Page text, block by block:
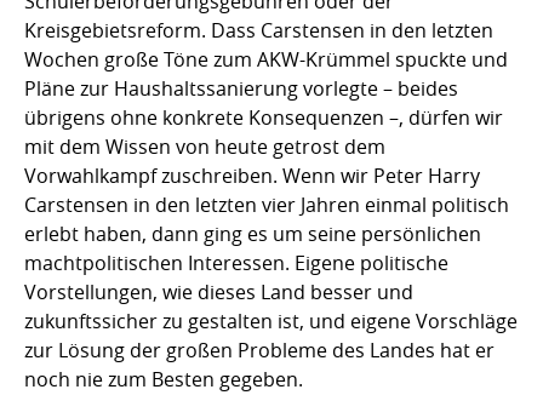
Kreisgebietsreform. Dass Carstensen in den letzten
Wochen große Töne zum AKW-Krümmel spuckte und
Pläne zur Haushaltssanierung vorlegte – beides
übrigens ohne konkrete Konsequenzen –, dürfen wir
mit dem Wissen von heute getrost dem
Vorwahlkampf zuschreiben. Wenn wir Peter Harry
Carstensen in den letzten vier Jahren einmal politisch
erlebt haben, dann ging es um seine persönlichen
machtpolitischen Interessen. Eigene politische
Vorstellungen, wie dieses Land besser und
zukunftssicher zu gestalten ist, und eigene Vorschläge
zur Lösung der großen Probleme des Landes hat er
noch nie zum Besten gegeben.